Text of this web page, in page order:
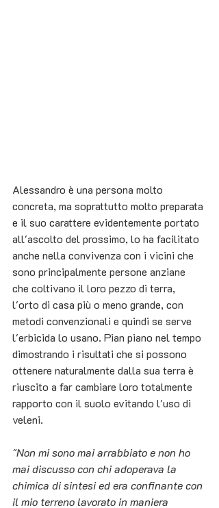
Alessandro è una persona molto
concreta, ma soprattutto molto preparata
e il suo carattere evidentemente portato
all'ascolto del prossimo, lo ha facilitato
anche nella convivenza con i vicini che
sono principalmente persone anziane
che coltivano il loro pezzo di terra,
l'orto di casa più o meno grande, con
metodi convenzionali e quindi se serve
l'erbicida lo usano. Pian piano nel tempo
dimostrando i risultati che si possono
ottenere naturalmente dalla sua terra è
riuscito a far cambiare loro totalmente
rapporto con il suolo evitando l'uso di
veleni.
"Non mi sono mai arrabbiato e non ho
mai discusso con chi adoperava la
chimica di sintesi ed era confinante con
il mio terreno lavorato in maniera